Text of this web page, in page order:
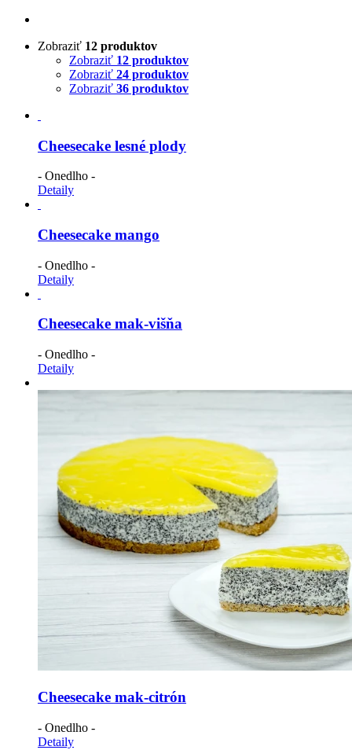
Zobraziť 12 produktov
Zobraziť 12 produktov
Zobraziť 24 produktov
Zobraziť 36 produktov
Cheesecake lesné plody
- Onedlho -
Detaily
Cheesecake mango
- Onedlho -
Detaily
Cheesecake mak-višňa
- Onedlho -
Detaily
Cheesecake mak-citrón
- Onedlho -
Detaily